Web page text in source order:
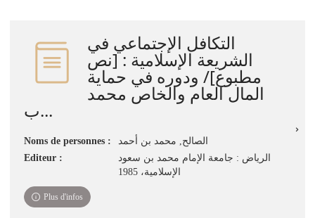
التكافل الإجتماعي في
الشريعة الإسلامية‏‏ : ‏[نص
مطبوع]‏/ ‏ودوره في حماية
المال العام والخاص ‏محمد
ب...
Noms de personnes :
الصالح‏, ‏محمد بن أحمد‏
Editeur :
الرياض‏ : ‏جامعة الإمام محمد بن سعود
الإسلامية‏، ‏1985
Plus d'infos